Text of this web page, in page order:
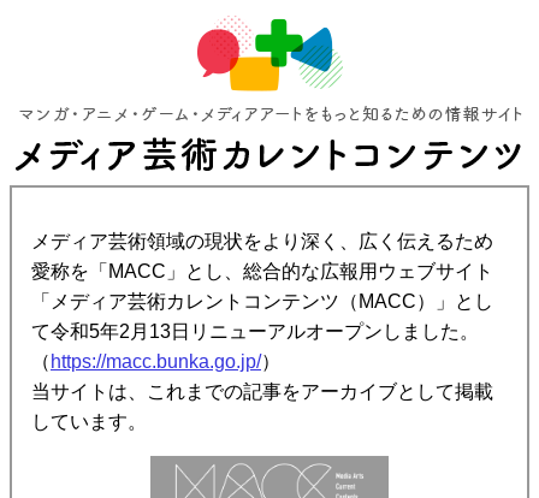
メディア芸術領域の現状をより深く、広く伝えるため
愛称を「MACC」とし、総合的な広報用ウェブサイト
「メディア芸術カレントコンテンツ（MACC）」とし
て令和5年2月13日リニューアルオープンしました。
（ https://macc.bunka.go.jp/）
当サイトは、これまでの記事をアーカイブとして掲載
しています。